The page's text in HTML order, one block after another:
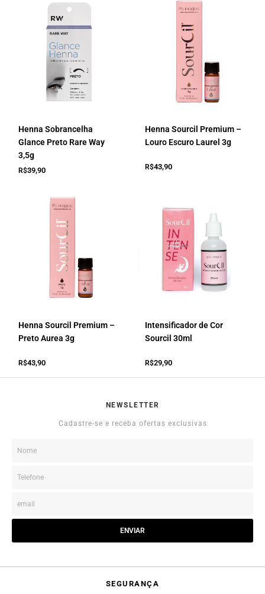
Henna Sobrancelha
Glance Preto Rare Way
3,5g
R$39,90
Henna Sourcil Premium –
Louro Escuro Laurel 3g
R$43,90
Henna Sourcil Premium –
Preto Aurea 3g
R$43,90
Intensificador de Cor
Sourcil 30ml
R$29,90
NEWSLETTER
Cadastre-se e receba ofertas exclusivas
ENVIAR
SEGURANÇA